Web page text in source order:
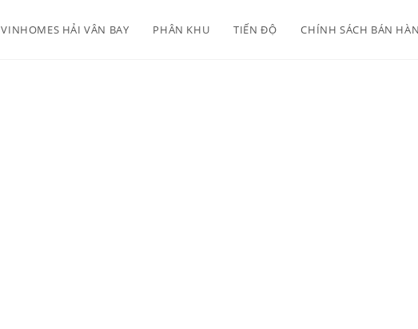
VINHOMES HẢI VÂN BAY PHÂN KHU TIẾN ĐỘ CHÍNH SÁCH BÁN